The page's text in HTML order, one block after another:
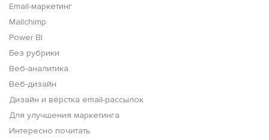
Email-маркетинг
Mailchimp
Power BI
Без рубрики
Веб-аналитика
Веб-дизайн
Дизайн и вёрстка email-рассылок
Для улучшения маркетинга
Интересно почитать